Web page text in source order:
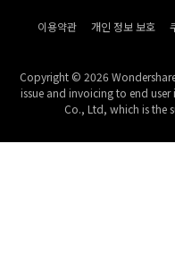
이용약관 개인 정보 보호
Copyright © 2026
issue and invoicing to end
Co., Ltd, which is the